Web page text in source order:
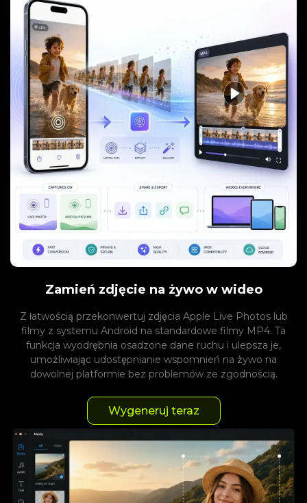
Zamień zdjęcie na żywo w wideo
Z łatwością przekonwertuj zdjęcia Apple Live Photos lub
filmy z systemu Android na standardowe filmy MP4. Ta
funkcja wyodrębnia osadzone dane ruchu i ulepsza je,
umożliwiając udostępnianie wspomnień na żywo na
dowolnej platformie bez problemów ze zgodnością.
Wygeneruj teraz